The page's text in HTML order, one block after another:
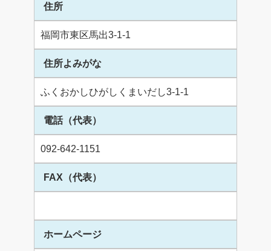
住所
福岡市東区馬出3-1-1
住所よみがな
ふくおかしひがしくまいだし3-1-1
電話（代表）
092-642-1151
FAX（代表）
ホームページ